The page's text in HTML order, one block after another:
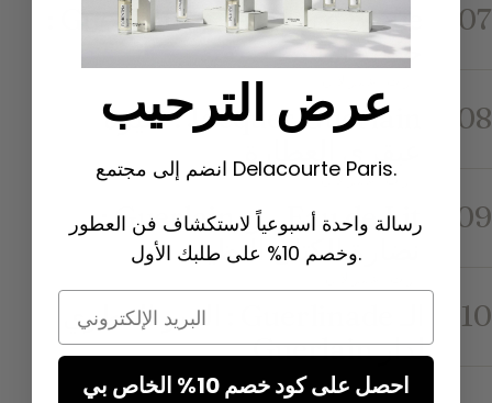
07
حكاية أمسية صيفية
08
Jacques Guerlain : سيرة
09
إرث غيرلان
Eau de Lit من Guerlain :
نضارة الكتان النظيف
10
الـ Guerlinade : السر العطري
لدار Guerlain
1
2 التالي
عرض الترحيب
انضم إلى مجتمع Delacourte Paris.
رسالة واحدة أسبوعياً لاستكشاف فن العطور
وخصم 10% على طلبك الأول.
احصل على كود خصم 10% الخاص بي